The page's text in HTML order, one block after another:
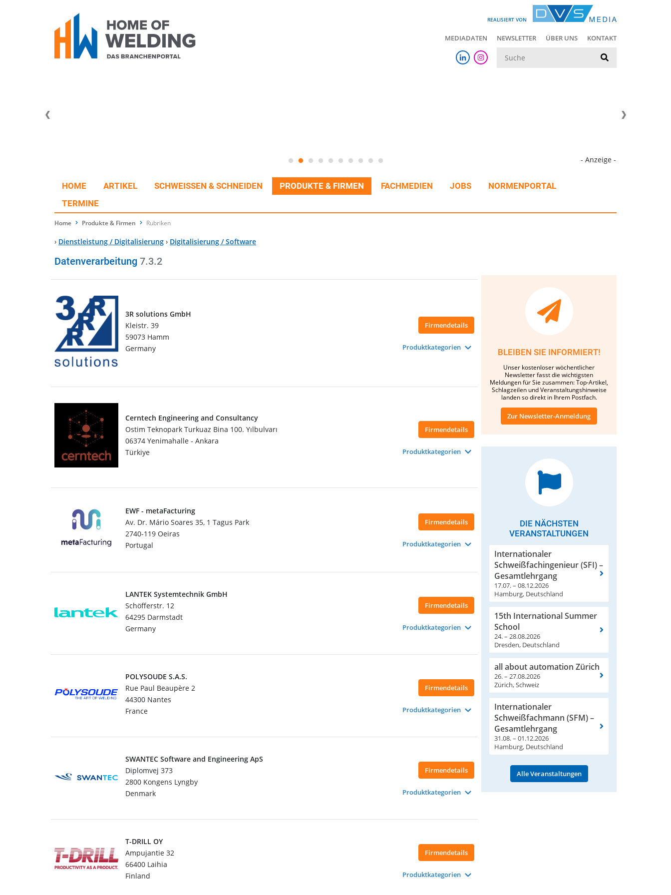
REALISIERT VON
MEDIADATEN NEWSLETTER ÜBER UNS KONTAKT
- Anzeige -
HOME ARTIKEL SCHWEISSEN & SCHNEIDEN PRODUKTE & FIRMEN FACHMEDIEN JOBS
NORMENPORTAL
TERMINE
Home Produkte & Firmen Rubriken
› Dienstleistung / Digitalisierung › Digitalisierung / Software
Datenverarbeitung 7.3.2
3R solutions GmbH
Kleistr. 39
59073 Hamm
Germany
Firmendetails
Produktkategorien
Cerntech Engineering and Consultancy
Ostim Teknopark Turkuaz Bina 100. Yılbulvarı
06374 Yenimahalle - Ankara
Türkiye
Firmendetails
Produktkategorien
EWF - metaFacturing
Av. Dr. Mário Soares 35, 1 Tagus Park
2740-119 Oeiras
Portugal
Firmendetails
Produktkategorien
LANTEK Systemtechnik GmbH
Schöfferstr. 12
64295 Darmstadt
Germany
Firmendetails
Produktkategorien
POLYSOUDE S.A.S.
Rue Paul Beaupère 2
44300 Nantes
France
Firmendetails
Produktkategorien
SWANTEC Software and Engineering ApS
Diplomvej 373
2800 Kongens Lyngby
Denmark
Firmendetails
Produktkategorien
T-DRILL OY
Ampujantie 32
66400 Laihia
Finland
Firmendetails
Produktkategorien
BLEIBEN SIE INFORMIERT!
Unser kostenloser wöchentlicher
Newsletter fasst die wichtigsten
Meldungen für Sie zusammen: Top-Artikel,
Schlagzeilen und Veranstaltungshinweise
landen so direkt in Ihrem Postfach.
Zur Newsletter-Anmeldung
DIE NÄCHSTEN
VERANSTALTUNGEN
Internationaler
Schweißfachingenieur (SFI) –
Gesamtlehrgang
17.07. – 08.12.2026
Hamburg, Deutschland
15th International Summer
School
24. – 28.08.2026
Dresden, Deutschland
all about automation Zürich
26. – 27.08.2026
Zürich, Schweiz
Internationaler
Schweißfachmann (SFM) –
Gesamtlehrgang
31.08. – 01.12.2026
Hamburg, Deutschland
Alle Veranstaltungen